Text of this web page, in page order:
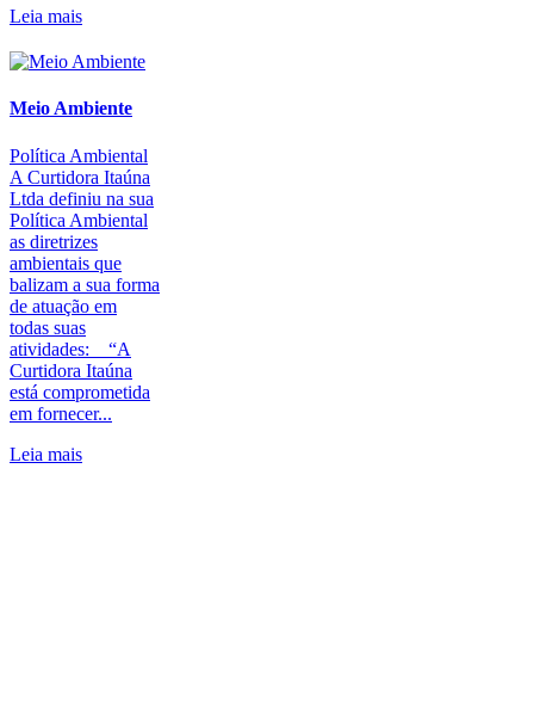
Leia mais
Meio Ambiente
Política Ambiental
A Curtidora Itaúna
Ltda definiu na sua
Política Ambiental
as diretrizes
ambientais que
balizam a sua forma
de atuação em
todas suas
atividades: “A
Curtidora Itaúna
está comprometida
em fornecer...
Leia mais